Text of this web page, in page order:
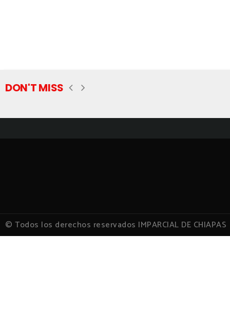
DON'T MISS
© Todos los derechos reservados IMPARCIAL DE CHIAPAS